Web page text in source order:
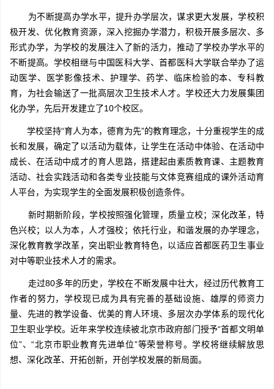
为不断提高办学水平，提升办学层次，谋求更大发展，学校积
极开发、优化教育资源，深入挖掘办学潜力，积极开展多层次、多
形式办学，为学校的发展注入了新的活力，推动了学校办学水平的
不断提高。学校相继与中国医科大学、首都医科大学联合举办了运
动医学、医学影像技术、护理学、药学、临床检验的本、专科教
育，为社会输送了一批高层次卫生技术人才。学校还大力发展集团
化办学，先后开发建立了10个校区。
学校坚持“育人为本，德育为先”的教育理念，十分重视学生的成
长和发展，确定了以活动为载体，让学生在活动中体验、在活动中
成长、在活动中成才的育人思路，搭建起由素质教育课、主题教育
活动、社会实践活动和各类专业技能与文体竞赛组成的课外活动育
人平台，为实现学生的全面发展积极创造条件。
新时期新阶段，学校按照强化管理，质量立校；深化改革，特
色兴校；以人为本，人才强校；依托行业，和谐发展的办学理念，
深化教育教学改革，突出职业教育特色，以适应首都医药卫生事业
对中等职业技术人才的需求。
走过80多年的历史，学校在不断发展中壮大，经过历代教育工
作者的努力，学校现已成为具有完善的基础设施、雄厚的师资力
量、先进的教学设备、优美的育人环境、多层次办学体系的现代化
卫生职业学校。近年来学校连续被北京市政府部门授予“首都文明单
位”、“北京市职业教育先进单位”等荣誉称号。学校将继续解放思
想、深化改革、开拓创新，开创学校发展的新局面。